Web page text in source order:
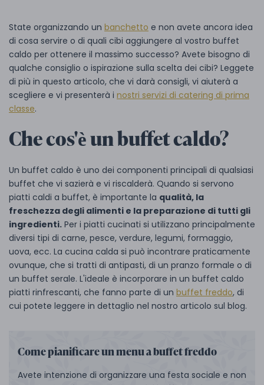
State organizzando un banchetto e non avete ancora idea
di cosa servire o di quali cibi aggiungere al vostro buffet
caldo per ottenere il massimo successo? Avete bisogno di
qualche consiglio o ispirazione sulla scelta dei cibi? Leggete
di più in questo articolo, che vi darà consigli, vi aiuterà a
scegliere e vi presenterà i nostri servizi di catering di prima
classe.
Che cos'è un buffet caldo?
Un buffet caldo è uno dei componenti principali di qualsiasi
buffet che vi sazierà e vi riscalderà. Quando si servono
piatti caldi a buffet, è importante la qualità, la
freschezza degli alimenti e la preparazione di tutti gli
ingredienti. Per i piatti cucinati si utilizzano principalmente
diversi tipi di carne, pesce, verdure, legumi, formaggio,
uova, ecc. La cucina calda si può incontrare praticamente
ovunque, che si tratti di antipasti, di un pranzo formale o di
un buffet serale. L'ideale è incorporare in un buffet caldo
piatti rinfrescanti, che fanno parte di un buffet freddo, di
cui potete leggere in dettaglio nel nostro articolo sul blog.
Come pianificare un menu a buffet freddo
Avete intenzione di organizzare una festa sociale e non